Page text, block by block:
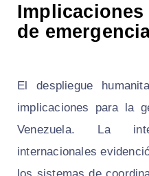
de
El despliegue
implicaciones para la
Venezuela. La
internacionales